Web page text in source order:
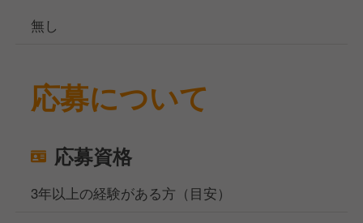
無し
応募について
応募資格
3年以上の経験がある方（目安）